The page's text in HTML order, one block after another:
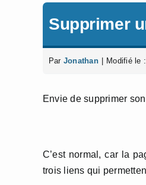
Supprimer
Par Jonathan Modifié le
Envie de supprimer
C’est normal, car la
trois liens qui